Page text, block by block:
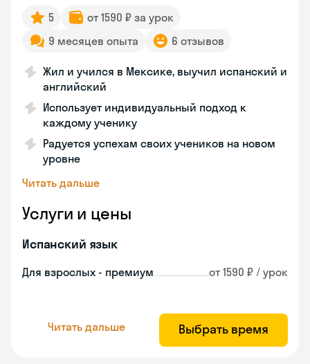
5
от 1590 ₽ за урок
9 месяцев опыта
6 отзывов
Жил и учился в Мексике, выучил испанский и
английский
Использует индивидуальный подход к
каждому ученику
Радуется успехам своих учеников на новом
уровне
Читать дальше
Услуги и цены
Испанский язык
Для взрослых - премиум от 1590 ₽ / урок
Читать дальше Выбрать время